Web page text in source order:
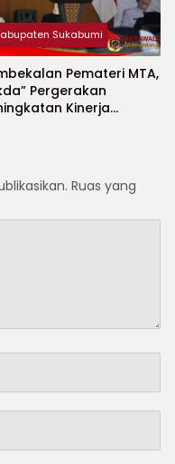
Sukabumi
Pemateri MTA,
Pergerakan
Kinerja
Ruas yang